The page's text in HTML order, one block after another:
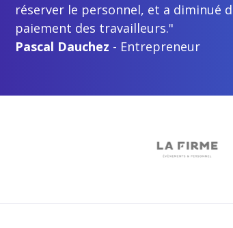
réserver le personnel, et a diminué
paiement des travailleurs."
Pascal Dauchez - Entrepreneur